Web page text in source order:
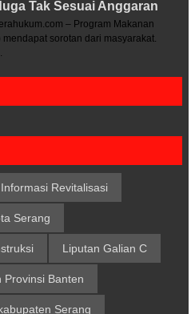
Tak Sesuai Anggaran
– Program Makanan
mendapat sorotan dari masyarakat.
Informasi Revitalisasi
Serang
Liputan Galian C
Provinsi Banten
Serang